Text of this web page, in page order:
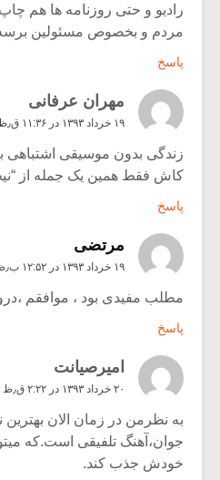
رادیو و حتی روزنامه ها هم
مردم و بخصوص مسئولین
پاسخ
مهران عرفانی
۱۹ خرداد ۱۳۹۳ در ۱۱:۳۶ ق٫ظ
زندگی بدون موسیقی
کاش فقط همین یک جمله از
پاسخ
مرتضی
۱۹ خرداد ۱۳۹۳ در ۱۲:۵۲ ب٫ظ
مطلب مفیدی بود ، موافقم
پاسخ
امیرصیانت
۲۰ خرداد ۱۳۹۳ در ۲:۲۲ ق٫ظ
به نظرمن در زمان الان
جوان،آهنگ تلفیقی است.که
خودش جذب کند.